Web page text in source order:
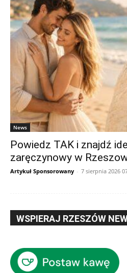
News
Powiedz TAK i znajdź
zaręczynowy w
Artykuł Sponsorowany - 7 sierpnia 2026
WSPIERAJ RZESZÓW